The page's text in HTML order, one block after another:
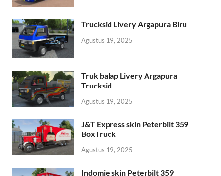
Trucksid Livery Argapura Biru
Agustus 19, 2025
Truk balap Livery Argapura
Trucksid
Agustus 19, 2025
J&T Express skin Peterbilt 359
BoxTruck
Agustus 19, 2025
Indomie skin Peterbilt 359